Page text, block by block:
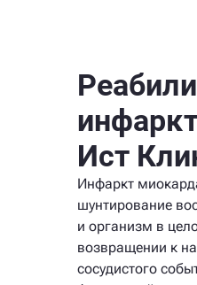
Ист
Инфаркт
шунтирование
и организм в
возвращении к
сосудистого